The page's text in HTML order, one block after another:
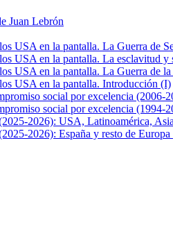
Juan Lebrón
USA en la pantalla. La Guerra de
USA en la pantalla. La esclavitud
USA en la pantalla. La Guerra de
USA en la pantalla. Introducción (I)
social por excelencia (2006-
social por excelencia (1994-
2026): USA, Latinoamérica,
2026): España y resto de